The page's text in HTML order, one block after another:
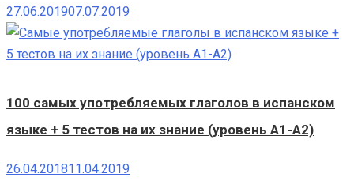
27.06.201907.07.2019
100 самых употребляемых глаголов в испанском
языке + 5 тестов на их знание (уровень A1-A2)
26.04.201811.04.2019